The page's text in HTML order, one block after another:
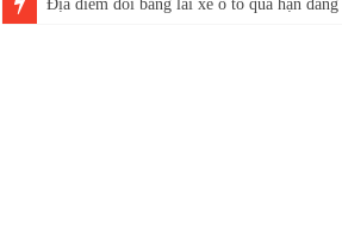
Địa điểm đổi bằng lái xe ô tô quá hạn
Trung tâm nào học thi giấy phép lái xe